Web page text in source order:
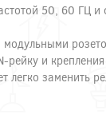
50, 60 ГЦ
модульными
рейку и
легко заменить